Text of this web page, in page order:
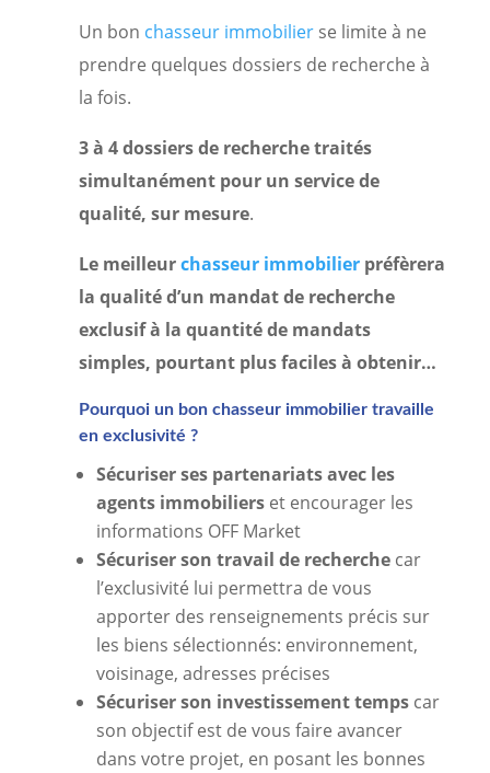
Un bon chasseur immobilierse limite à ne
prendre quelques dossiers de recherche à
la fois.
3 à 4 dossiers de recherche traités
simultanément pour un service de
qualité, sur mesure.
Le meilleurchasseur immobilierpréfèrera
la qualité d’un mandat de recherche
exclusif à la quantité de mandats
simples, pourtant plus faciles à obtenir…
Pourquoi un bon chasseur immobilier travaille
en exclusivité ?
Sécuriser ses partenariats avec les
agents immobilierset encourager les
informations OFF Market
Sécuriser son travail de recherchecar
l’exclusivité lui permettra de vous
apporter des renseignements précis sur
les biens sélectionnés: environnement,
voisinage, adresses précises
Sécuriser son investissement tempscar
son objectif est de vous faire avancer
dans votre projet, en posant les bonnes